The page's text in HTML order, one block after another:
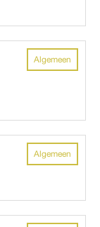
Algemeen
Algemeen